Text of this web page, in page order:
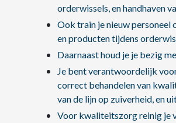
orderwissels, en handhaven
Ook train je nieuw personeel
en producten tijdens
Daarnaast houd je je bezig
Je bent verantwoordelijk
correct behandelen van
van de lijn op zuiverheid, en
Voor kwaliteitszorg reinig je